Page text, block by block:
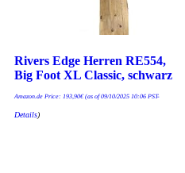
Rivers Edge Herren RE554,
Big Foot XL Classic, schwarz
Amazon.de Price: 193,90€(as of 09/10/2025 10:06 PST-
Details)